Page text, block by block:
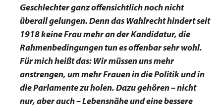
Geschlechter ganz offensichtlich noch nicht
überall gelungen. Denn das Wahlrecht hindert seit
1918 keine Frau mehr an der Kandidatur, die
Rahmenbedingungen tun es offenbar sehr wohl.
Für mich heißt das: Wir müssen uns mehr
anstrengen, um mehr Frauen in die Politik und in
die Parlamente zu holen. Dazu gehören – nicht
nur, aber auch – Lebensnähe und eine bessere